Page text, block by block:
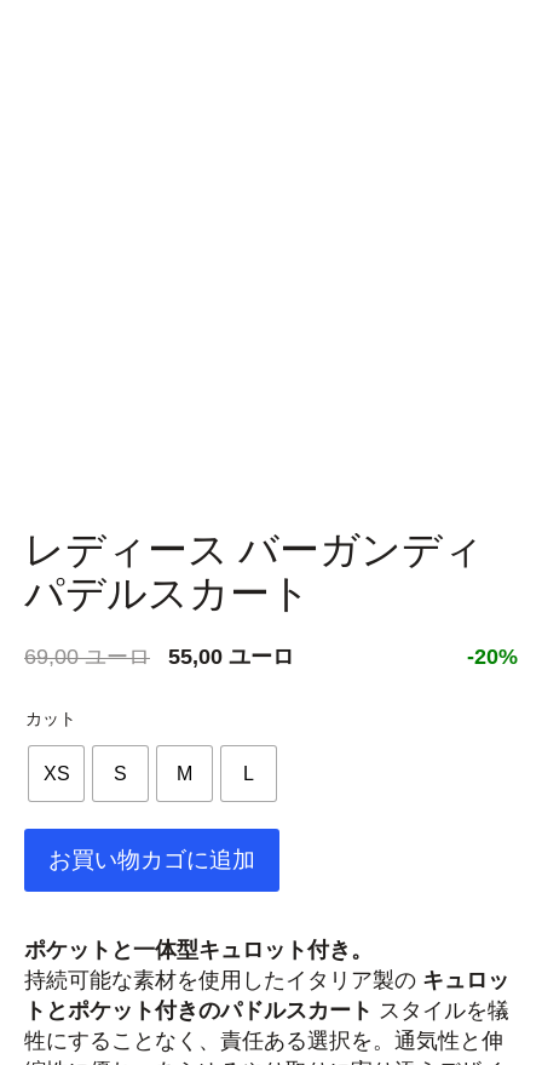
レディース バーガンディ
パデルスカート
69,00 ユーロ
元
格
は
69,00 €
し
た。
55,00 ユーロ -20%
カット
XS S M L
お買い物カゴに追加
ポケットと一体型キュロット付き。
持続可能な素材を使用したイタリア製の キュロッ
トとポケット付きのパドルスカート スタイルを犠
牲にすることなく、責任ある選択を。通気性と伸